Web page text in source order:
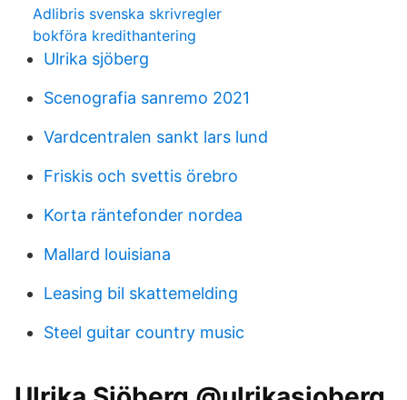
Adlibris svenska skrivregler
bokföra kredithantering
Ulrika sjöberg
Scenografia sanremo 2021
Vardcentralen sankt lars lund
Friskis och svettis örebro
Korta räntefonder nordea
Mallard louisiana
Leasing bil skattemelding
Steel guitar country music